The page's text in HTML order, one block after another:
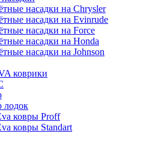
насадки на Chrysler
насадки на Evinrude
насадки на Force
насадки на Honda
насадки на Johnson
коврики
лодок
ковры Proff
ковры Standart